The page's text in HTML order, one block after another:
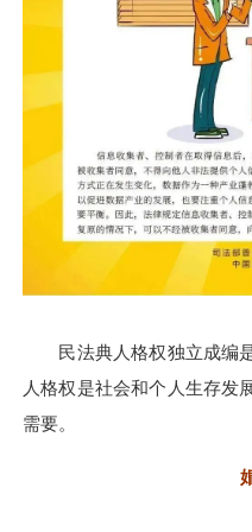
民法典人格权独立成编是
人格权是社会和个人生存发
需要。